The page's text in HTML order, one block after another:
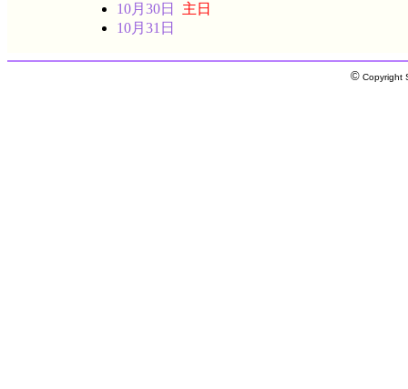
10月30日
主日
10月31日
©Copyright